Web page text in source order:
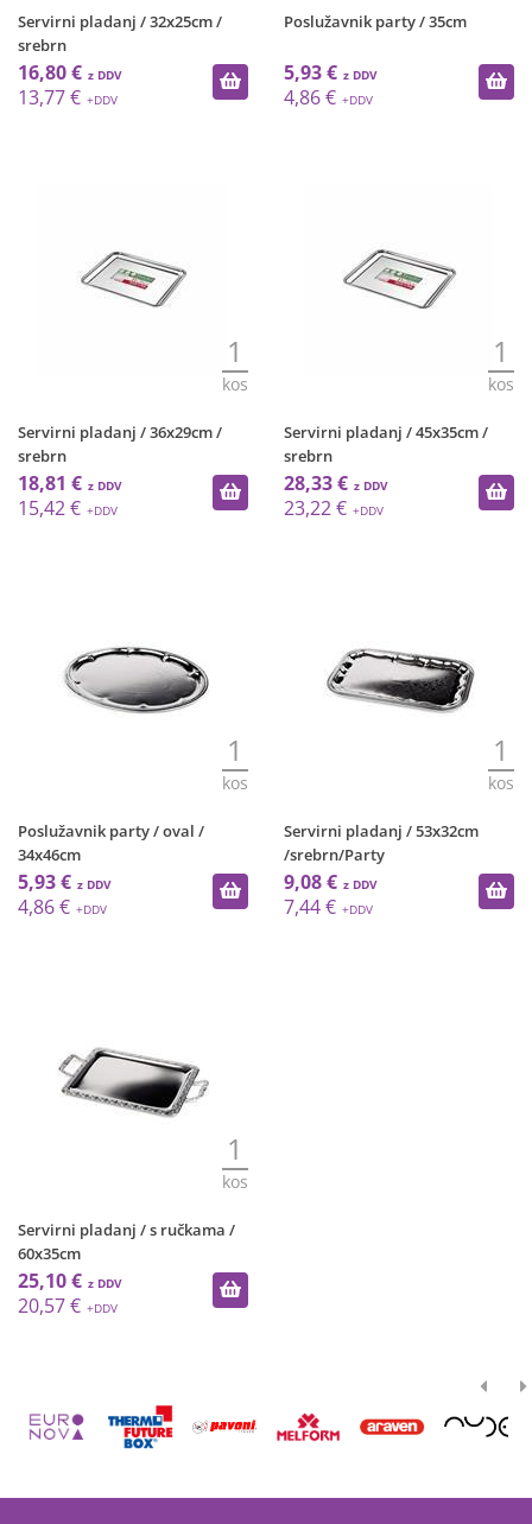
Servirni pladanj / 32x25cm /
srebrn
16,80 €
13,77 €
Poslužavnik party / 35cm
5,93 €
4,86 €
1
kos
Servirni pladanj / 36x29cm /
srebrn
18,81 €
15,42 €
1
kos
Servirni pladanj / 45x35cm /
srebrn
28,33 €
23,22 €
1
kos
Poslužavnik party / oval /
34x46cm
5,93 €
4,86 €
1
kos
Servirni pladanj / 53x32cm
/srebrn/Party
9,08 €
7,44 €
1
kos
Servirni pladanj / s ručkama /
60x35cm
25,10 €
20,57 €